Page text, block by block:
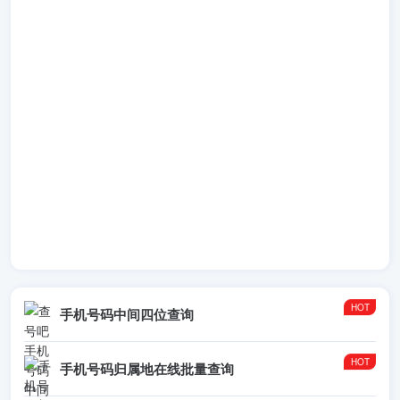
手机号码中间四位查询
手机号码归属地在线批量查询